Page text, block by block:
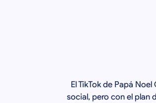
El TikTok de Papá
social, pero con el plan